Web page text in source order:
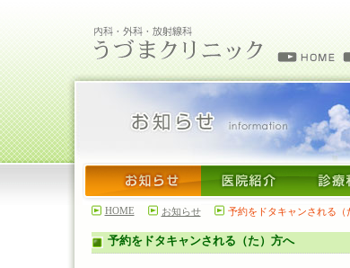
HOME お知らせ 予約をドタキャンされる（
予約をドタキャンされる（た）方へ